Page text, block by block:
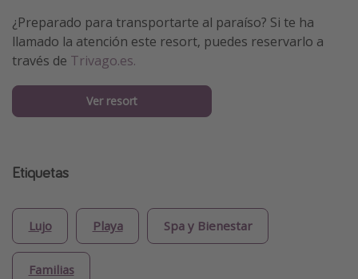
¿Preparado para transportarte al paraíso? Si te ha
llamado la atención este resort, puedes reservarlo a
través de Trivago.es.
Ver resort
Etiquetas
Lujo Playa Spa y Bienestar
Familias